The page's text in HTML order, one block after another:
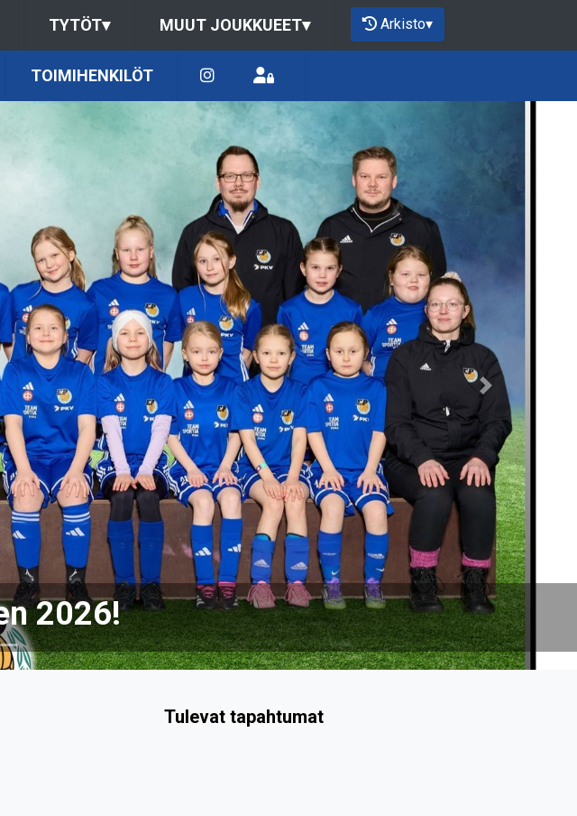
TYTÖT▾ MUUT JOUKKUEET▾ Arkisto▾
TOIMIHENKILÖT
Next
Tulevat tapahtumat